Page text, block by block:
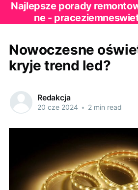
Najlepsze porady
ne -
Nowoczesne
kryje trend led?
Redakcja
20 cze 2024 • 2 min read